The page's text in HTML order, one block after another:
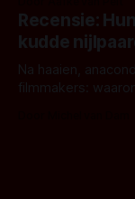
achtergrond,
iets ongrijpbaars.
waar.
Recensie:
kudde
Na haaien,
filmmakers: